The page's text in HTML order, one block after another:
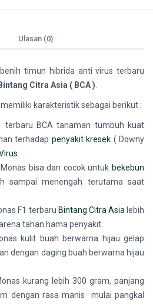
Ulasan (0)
timun hibrida anti virus terbaru
Citra Asia ( BCA )
karakteristik sebagai berikut :
terbaru BCA tanaman tumbuh kuat
terhadap penyakit kresek ( Downy
bisa dan cocok untuk bekebun
sampai menengah terutama saat
F1 terbaru Bintang Citra Asia lebih
tahan hama penyakit.
kulit buah berwarna hijau gelap
dengan daging buah berwarna hijau
kurang lebih 300 gram, panjang
dengan rasa manis mulai pangkal